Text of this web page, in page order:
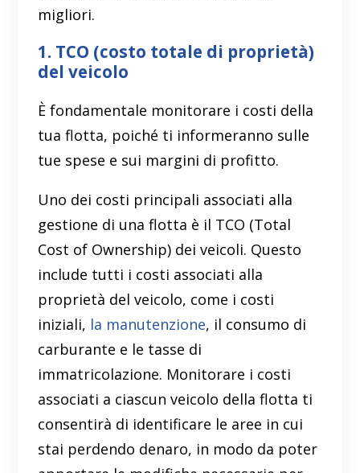
migliori.
1. TCO (costo totale di proprietà)
del veicolo
È fondamentale monitorare i costi della
tua flotta, poiché ti informeranno sulle
tue spese e sui margini di profitto.
Uno dei costi principali associati alla
gestione di una flotta è il TCO (Total
Cost of Ownership) dei veicoli. Questo
include tutti i costi associati alla
proprietà del veicolo, come i costi
iniziali, la manutenzione, il consumo di
carburante e le tasse di
immatricolazione. Monitorare i costi
associati a ciascun veicolo della flotta ti
consentirà di identificare le aree in cui
stai perdendo denaro, in modo da poter